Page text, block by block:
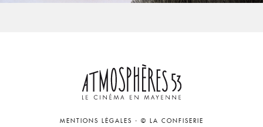
MENTIONS LÉGALES - © LA CONFISERIE